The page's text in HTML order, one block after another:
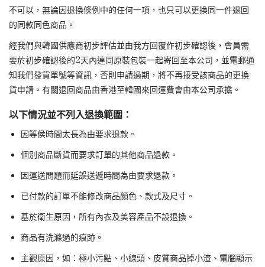
不可以，無論因退換條例中的任何一項，也只可以更換同一件退回
的同款同色商品。
經我們與韓國供應商初步評估並由我方回覆作初步確認後，會員需
要於初步確認後的2天內連同原裝包裝一起寄回至本公司，並電郵通
知我們發貨單號等資訊，否則申請過期，將不再接受該商品的更換
貨申請。有關退回商品由香港至韓國來回運費會由本公司承擔。
以下情況並不列入退換範圍：
因等侯時間太長為由要求退款。
個別商品斷貨而要求訂單的其他商品退款。
因運送問題而延誤送遞時間為由要求退款。
已付款的訂單不能修改商品顏色、款式及尺寸。
基於衛生原因，所有內衣及美容產品不設退換。
商品有洗滌過的痕跡。
主觀原因，如：極小污點、小線頭、皮質商品掉小渣、電腦顯示